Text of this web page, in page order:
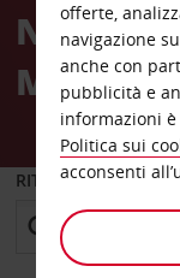
Avis
Midi
RITIRO DA
offerte,
navigazione
anche con
pubblicità e
informazioni
Politica sui
acconsenti